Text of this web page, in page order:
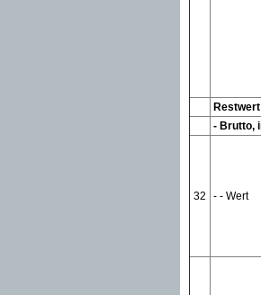
Restwert
- Brutto,
32 - - Wert